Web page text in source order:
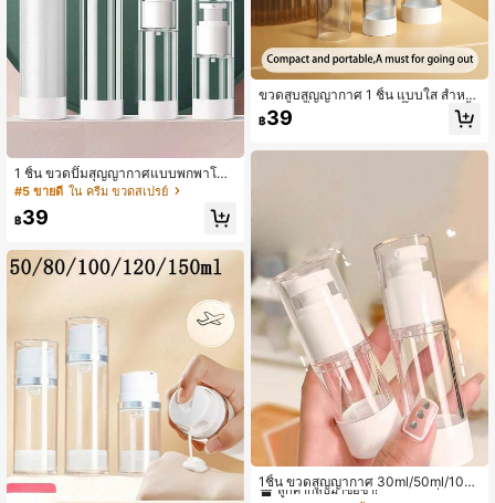
4.87 92K ผู้ติดตาม
4.87 92K ผู้ติดตาม
1 ชิ้น ขวดปั๊มสุญญากาศแบบพกพาโปร่
งใสสไตล์มินิมอล, ชุดขวดรีฟิล 15มล./3
ายโลชั่น ขนาดพกพา
#5 ขายดี ใน ครีม ขวดสเปรย์
฿39
ขวดสูบสูญญากาศ 1 ชิ้น แบบใส สำหรั
บครีมเครื่องสำอาง พร้อมปั๊มกด ขวดน้ำ
มูนสูญญากาศที่ใช้ซ้ำได้ ภาชนะเก็บสำ
ละผลิตภัณฑ์บำรุงผิว พกพาและใช้งานง่
าย เหมาะสำหรับการใช้ประจำวันหรือเ
ดินทาง เหมาะสำหรับใช้ในบ้าน เดินทา
ง หรือกลางแจ้ง ตกแต่งห้องนั่งเล่น ห้อง
นอน ห้องน้ำ บ้าน เครื่องเดินทาง งานแ
ต่งงาน งานปาร์ตี้ วันเกิด ของขวัญสำห
รับคุณพ่อ คุณแม่ เพื่อน ปีใหม่ เครื่องปร
ะดับ ของขวัญตลก
฿39
1ชิ้น ขวดสูญญากาศ 30ml/50ml/100
ml สำหรับมิสต์โทนเนอร์และโลชั่น, อุปก
#7 ขายดี
ใน สัตว์เลี้ยง ขวดสเปรย์
ลูกค้ากลับมาซื้อซ้ำ!
#7 ขายดี
ใน สัตว์เลี้ยง ขวดสเปรย์
#7 ขายดี ใน สัตว์เลี้ยง ขวดสเปรย์